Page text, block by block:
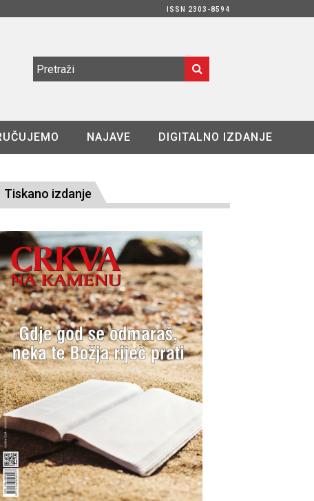
ISSN 2303-8594
NAJAVE DIGITALNO IZDANJE
Tiskano izdanje